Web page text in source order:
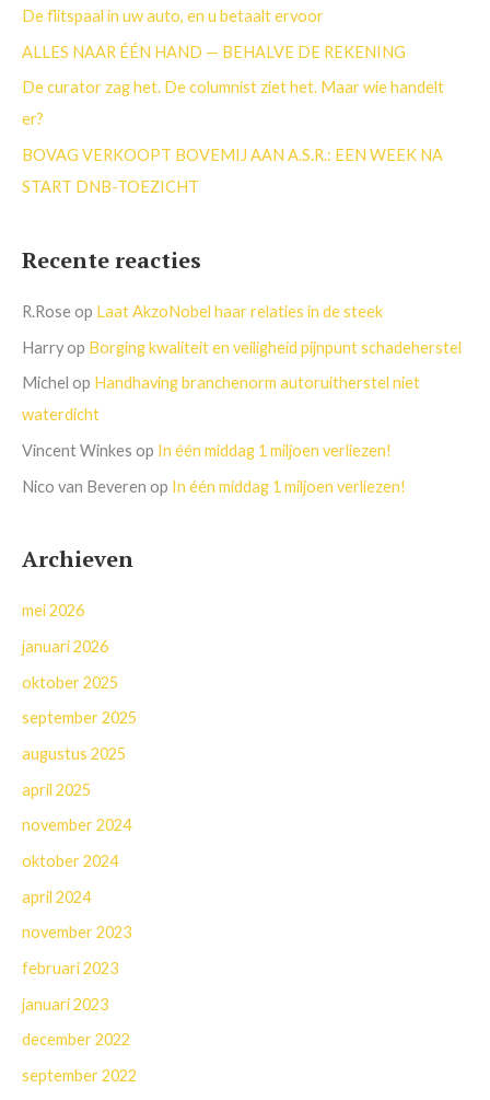
a
r
De flitspaal in uw auto, en u betaalt ervoor
ALLES NAAR ÉÉN HAND — BEHALVE DE REKENING
De curator zag het. De columnist ziet het. Maar wie handelt
er?
BOVAG VERKOOPT BOVEMIJ AAN A.S.R.: EEN WEEK NA
START DNB-TOEZICHT
Recente reacties
R.Roseop Laat AkzoNobel haar relaties in de steek
Harryop Borging kwaliteit en veiligheid pijnpunt schadeherstel
Michel op Handhaving branchenorm autoruitherstel niet
waterdicht
Vincent Winkes op In één middag 1 miljoen verliezen!
Nico van Beveren op In één middag 1 miljoen verliezen!
Archieven
mei 2026
januari 2026
oktober 2025
september 2025
augustus 2025
april 2025
november 2024
oktober 2024
april 2024
november 2023
februari 2023
januari 2023
december 2022
september 2022